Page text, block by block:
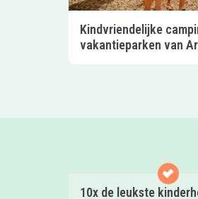
Kindvriendelijke
vakantieparken van
10x de leukste